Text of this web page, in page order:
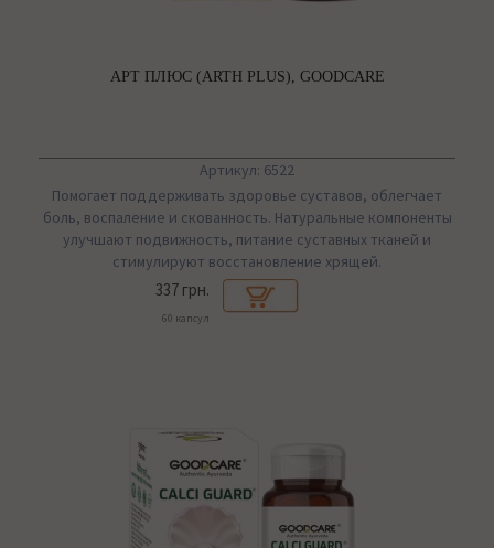
АРТ ПЛЮС (ARTH PLUS), GOODCARE
Артикул: 6522
Помогает поддерживать здоровье суставов, облегчает
боль, воспаление и скованность. Натуральные компоненты
улучшают подвижность, питание суставных тканей и
стимулируют восстановление хрящей.
337 грн.
60 капсул